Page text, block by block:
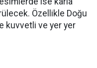
Özellikle Doğu
kuvvetli ve yer yer